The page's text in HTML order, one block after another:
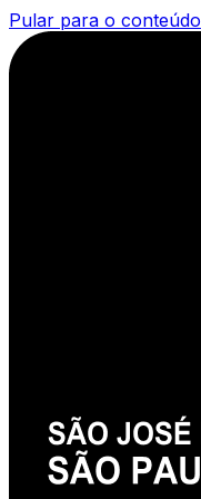
Pular para o conteúdo